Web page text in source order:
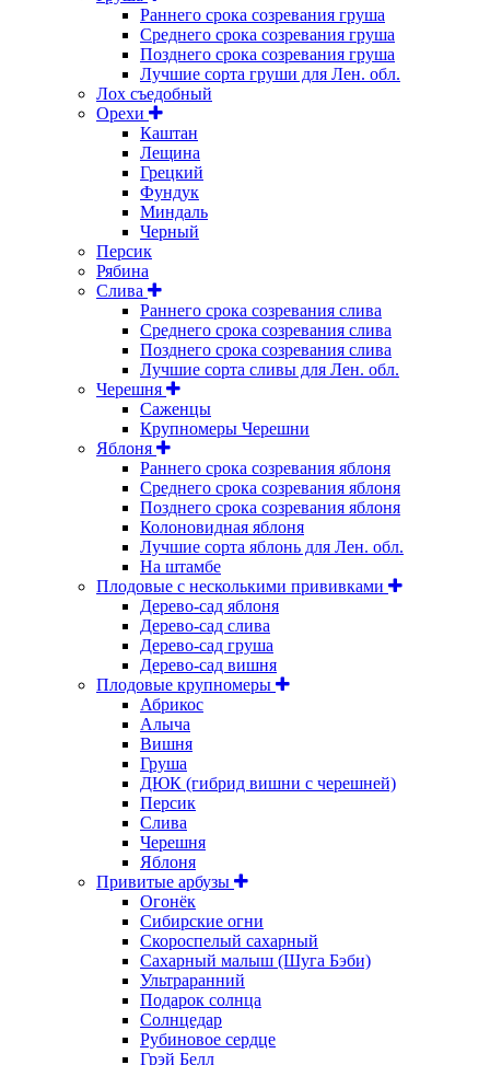
Раннего срока созревания груша
Среднего срока созревания груша
Позднего срока созревания груша
Лучшие сорта груши для Лен. обл.
Лох съедобный
Орехи
Каштан
Лещина
Грецкий
Фундук
Миндаль
Черный
Персик
Рябина
Слива
Раннего срока созревания слива
Среднего срока созревания слива
Позднего срока созревания слива
Лучшие сорта сливы для Лен. обл.
Черешня
Саженцы
Крупномеры Черешни
Яблоня
Раннего срока созревания яблоня
Среднего срока созревания яблоня
Позднего срока созревания яблоня
Колоновидная яблоня
Лучшие сорта яблонь для Лен. обл.
На штамбе
Плодовые с несколькими прививками
Дерево-сад яблоня
Дерево-сад слива
Дерево-сад груша
Дерево-сад вишня
Плодовые крупномеры
Абрикос
Алыча
Вишня
Груша
ДЮК (гибрид вишни с черешней)
Персик
Слива
Черешня
Яблоня
Привитые арбузы
Огонёк
Сибирские огни
Скороспелый сахарный
Сахарный малыш (Шуга Бэби)
Ультраранний
Подарок солнца
Солнцедар
Рубиновое сердце
Грэй Белл